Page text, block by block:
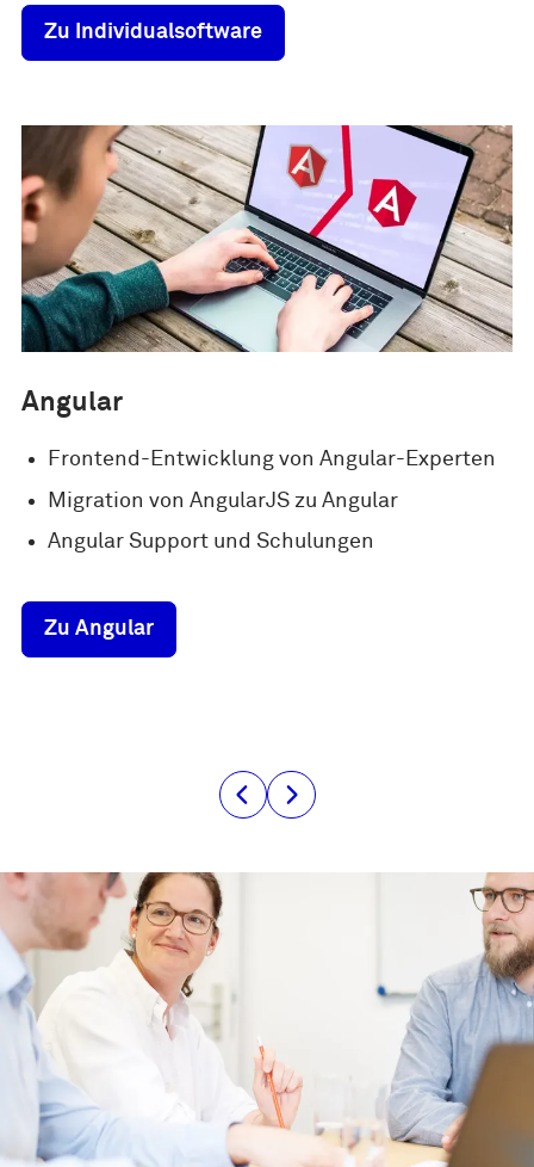
Zu Individualsoftware
Angular
Frontend-Entwicklung von Angular-Experten
Migration von AngularJS zu Angular
Angular Support und Schulungen
Zu Angular